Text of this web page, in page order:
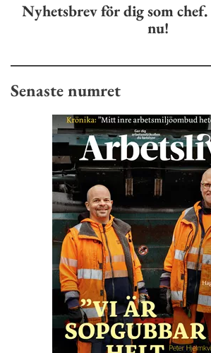
Nyhetsbrev för dig som
nu!
Senaste numret